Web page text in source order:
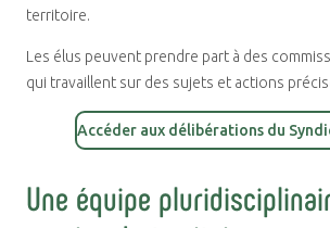
territoire.
Les élus peuvent prendre part à des
qui travaillent sur des sujets et actions
Accéder aux délibérations du
Une équipe